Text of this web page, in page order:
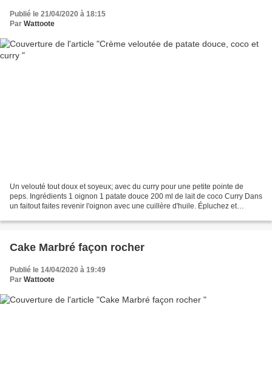
Publié le 21/04/2020 à 18:15
Par Wattoote
Un velouté tout doux et soyeux; avec du curry pour une petite pointe de
peps. Ingrédients 1 oignon 1 patate douce 200 ml de lait de coco Curry Dans
un faitout faites revenir l'oignon avec une cuillère d'huile. Épluchez et
Cake Marbré façon rocher
Publié le 14/04/2020 à 19:49
Par Wattoote